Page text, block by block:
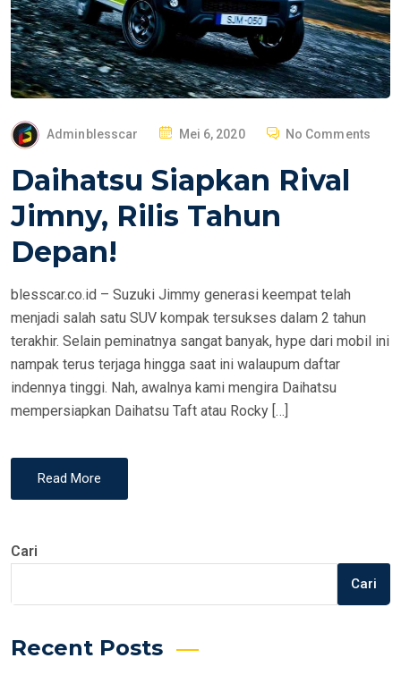
Adminblesscar
P
S
E
N
Mei 6, 2020 No Comments
Daihatsu Siapkan Rival
Jimny, Rilis Tahun
Depan!
blesscar.co.id – Suzuki Jimmy generasi keempat telah
menjadi salah satu SUV kompak tersukses dalam 2 tahun
terakhir. Selain peminatnya sangat banyak, hype dari mobil ini
nampak terus terjaga hingga saat ini walaupum daftar
indennya tinggi. Nah, awalnya kami mengira Daihatsu
mempersiapkan Daihatsu Taft atau Rocky […]
Read More
Cari
Cari
Recent Posts